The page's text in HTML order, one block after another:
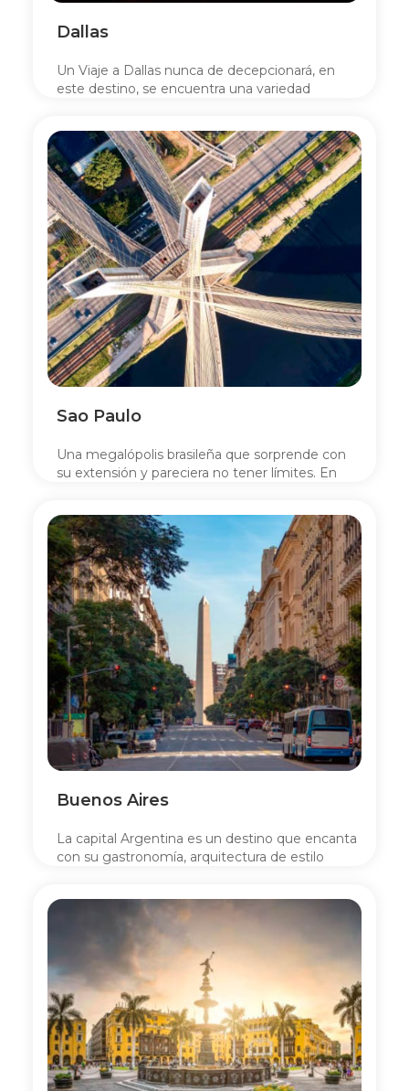
Dallas
Un Viaje a Dallas nunca de decepcionará, en
este destino, se encuentra una variedad
Sao Paulo
Una megalópolis brasileña que sorprende con
su extensión y pareciera no tener límites. En
Buenos Aires
La capital Argentina es un destino que encanta
con su gastronomía, arquitectura de estilo